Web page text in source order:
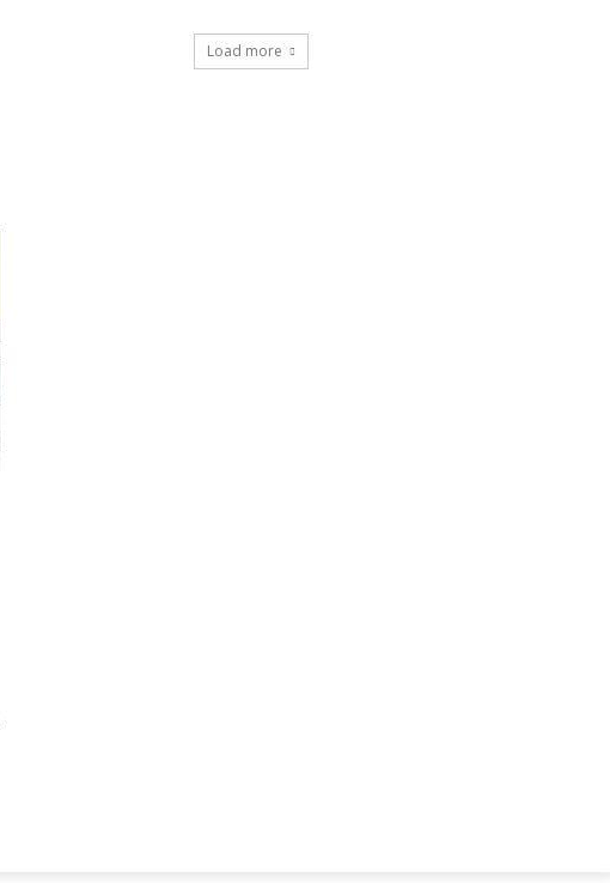
Load more